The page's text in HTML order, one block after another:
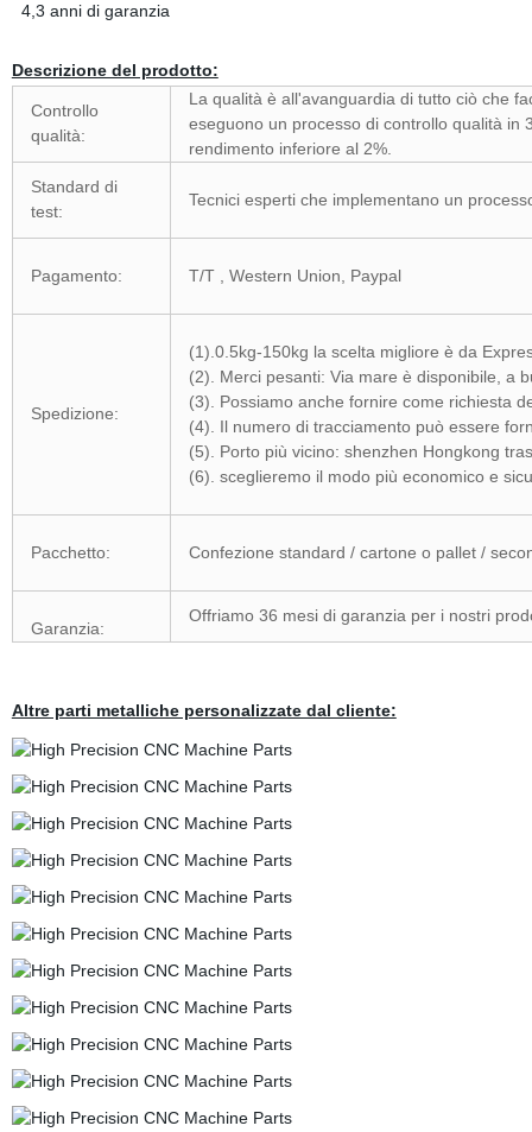
4,3 anni di garanzia
Descrizione del prodotto:
Controllo
qualità:
La qualità è all'avanguardia di tutto ciò che
eseguono un processo di controllo qualità in
rendimento inferiore al 2%.
Standard di
test:
Tecnici esperti che implementano un
Pagamento: T/T , Western Union, Paypal
Spedizione:
(1).0.5kg-150kg la scelta migliore è da
(2). Merci pesanti: Via mare è disponibile, a
(3). Possiamo anche fornire come richiesta
(4). Il numero di tracciamento può essere
(5). Porto più vicino: shenzhen Hongkong
(6). sceglieremo il modo più economico e
Pacchetto: Confezione standard / cartone o pallet /
Garanzia:
Offriamo 36 mesi di garanzia per i nostri
Altre parti metalliche personalizzate dal cliente: